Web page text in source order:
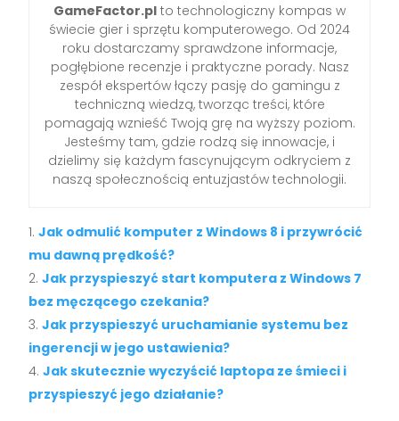
GameFactor.pl to technologiczny kompas w
świecie gier i sprzętu komputerowego. Od 2024
roku dostarczamy sprawdzone informacje,
pogłębione recenzje i praktyczne porady. Nasz
zespół ekspertów łączy pasję do gamingu z
techniczną wiedzą, tworząc treści, które
pomagają wznieść Twoją grę na wyższy poziom.
Jesteśmy tam, gdzie rodzą się innowacje, i
dzielimy się każdym fascynującym odkryciem z
naszą społecznością entuzjastów technologii.
Jak odmulić komputer z Windows 8 i przywrócić
mu dawną prędkość?
Jak przyspieszyć start komputera z Windows 7
bez męczącego czekania?
Jak przyspieszyć uruchamianie systemu bez
ingerencji w jego ustawienia?
Jak skutecznie wyczyścić laptopa ze śmieci i
przyspieszyć jego działanie?